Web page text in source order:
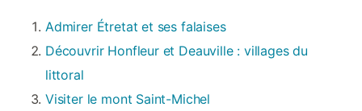
Admirer Étretat et ses falaises
Découvrir Honfleur et Deauville : villages du
littoral
Visiter le mont Saint-Michel